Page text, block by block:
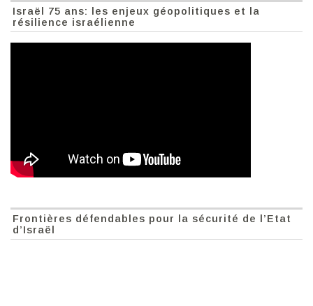
Israël 75 ans: les enjeux géopolitiques et la
résilience israélienne
Frontières défendables pour la sécurité de l’Etat
d’Israël